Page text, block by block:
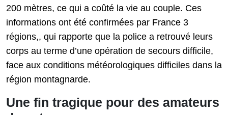
200 mètres, ce qui a coûté la vie au couple. Ces
informations ont été confirmées par France 3
régions,, qui rapporte que la police a retrouvé leurs
corps au terme d’une opération de secours difficile,
face aux conditions météorologiques difficiles dans la
région montagnarde.
Une fin tragique pour des amateurs